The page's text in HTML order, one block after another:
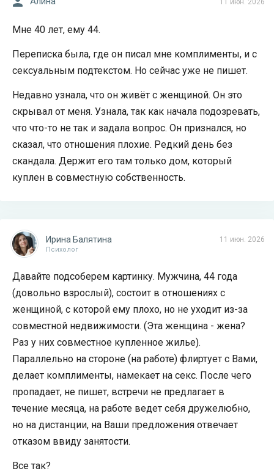
11 июн. 2026
Мне 40 лет, ему 44.
Переписка была, где он писал мне комплименты, и с
сексуальным подтекстом. Но сейчас уже не пишет.
Недавно узнала, что он живёт с женщиной. Он это
скрывал от меня. Узнала, так как начала подозревать,
что что-то не так и задала вопрос. Он признался, но
сказал, что отношения плохие. Редкий день без
скандала. Держит его там только дом, который
куплен в совместную собственность.
11 июн. 2026
Ирина Балятина
Психолог
Давайте подсоберем картинку. Мужчина, 44 года
(довольно взрослый), состоит в отношениях с
женщиной, с которой ему плохо, но не уходит из-за
совместной недвижимости. (Эта женщина - жена?
Раз у них совместное купленное жилье).
Параллельно на стороне (на работе) флиртует с Вами,
делает комплименты, намекает на секс. После чего
пропадает, не пишет, встречи не предлагает в
течение месяца, на работе ведет себя дружелюбно,
но на дистанции, на Ваши предложения отвечает
отказом ввиду занятости.
Все так?